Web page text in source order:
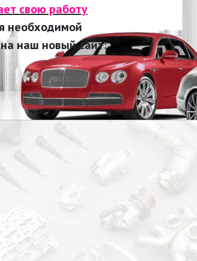
свою работу
необходимой
наш новый сайт: